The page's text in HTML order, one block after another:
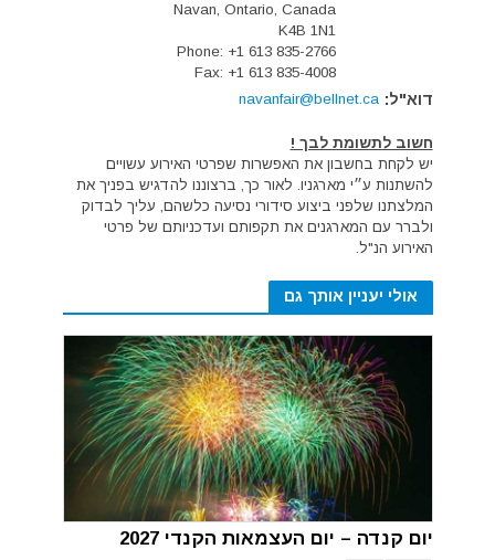
Navan, Ontario, Canada
K4B 1N1
Phone: +1 613 835-2766
Fax: +1 613 835-4008
דוא"ל: navanfair@bellnet.ca
חשוב לתשומת לבך !
יש לקחת בחשבון את האפשרות שפרטי האירוע עשויים
להשתנות ע״י מארגניו. לאור כך, ברצוננו להדגיש בפניך את
המלצתנו שלפני ביצוע סידורי נסיעה כלשהם, עליך לבדוק
ולברר עם המארגנים את תקפותם ועדכניותם של פרטי
האירוע הנ"ל.
אולי יעניין אותך גם
יום קנדה – יום העצמאות הקנדי 2027